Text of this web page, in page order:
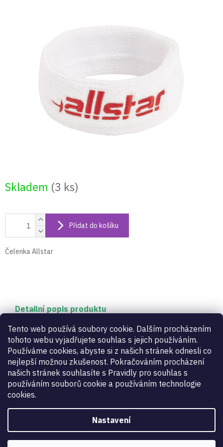
Tento web používá soubory cookie. Dalším procházením
tohoto webu vyjadřujete souhlas s jejich používáním.
Používáme cookies, abyste si z našich stránek odnesli co
nejlepší možnou zkušenost. Pokračováním procházení
našich stránek souhlasíte s Pravidly pro souhlas s
používáním souborů cookie a používáním technologie
cookies.
Nastavení
Skladem (3 ks)
Přidat do košíku
Čelenka Allstar
Detailní popis produktu
Čelenka Allstar
Doplňkové parametry
Kategorie:
Ručníky a doplňky
Záruka
Určení:
dámské, pánské, dětské
fleret,šavle
kód výrobce: SB